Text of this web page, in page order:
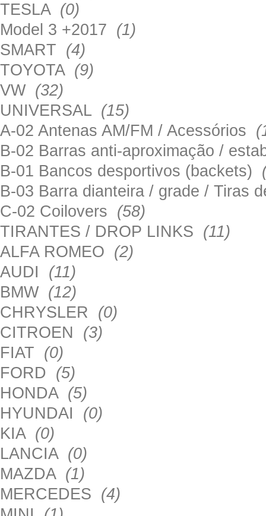
TESLA (0)
Model 3 +2017 (1)
SMART (4)
TOYOTA (9)
VW (32)
UNIVERSAL (15)
A-02 Antenas AM/FM / Acessórios
B-02 Barras anti-aproximação /
B-01 Bancos desportivos (backets)
B-03 Barra dianteira / grade / Tiras
C-02 Coilovers (58)
TIRANTES / DROP LINKS (11)
ALFA ROMEO (2)
AUDI (11)
BMW (12)
CHRYSLER (0)
CITROEN (3)
FIAT (0)
FORD (5)
HONDA (5)
HYUNDAI (0)
KIA (0)
LANCIA (0)
MAZDA (1)
MERCEDES (4)